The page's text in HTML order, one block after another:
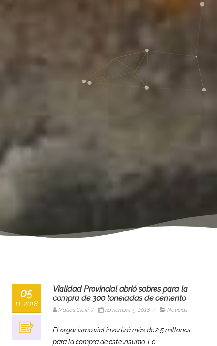
05
11, 2018
Vialidad Provincial abrió sobres para la
compra de 300 toneladas de cemento
Matias Cioffi / noviembre 5, 2018 / Noticias
El organismo vial invertirá más de 2,5 millones
para la compra de este insumo. La